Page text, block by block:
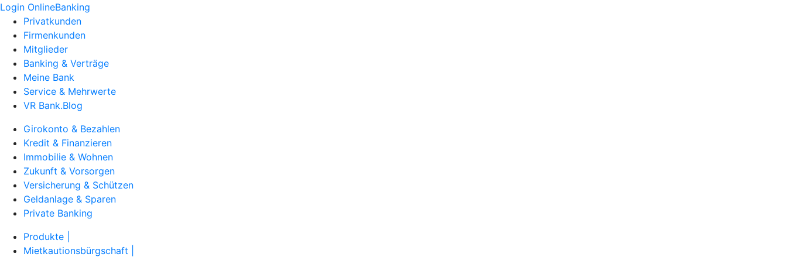
Login OnlineBanking
Privatkunden
Firmenkunden
Mitglieder
Banking & Verträge
Meine Bank
Service & Mehrwerte
VR Bank.Blog
Girokonto & Bezahlen
Kredit & Finanzieren
Immobilie & Wohnen
Zukunft & Vorsorgen
Versicherung & Schützen
Geldanlage & Sparen
Private Banking
Produkte |
Mietkautionsbürgschaft |